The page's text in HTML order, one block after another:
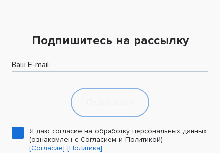
Подпишитесь на рассылку
Ваш E-mail
Я даю согласие на обработку персональных данных
(ознакомлен с Согласием и Политикой)
[Согласие] [Политика]